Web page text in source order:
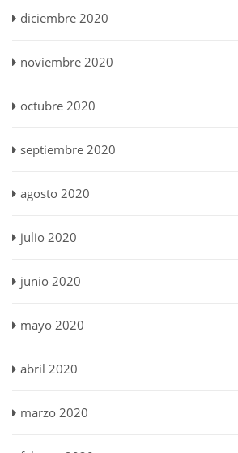
diciembre 2020
noviembre 2020
octubre 2020
septiembre 2020
agosto 2020
julio 2020
junio 2020
mayo 2020
abril 2020
marzo 2020